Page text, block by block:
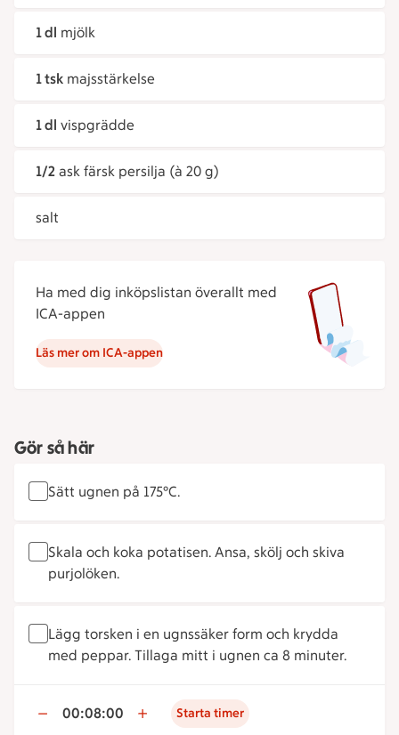
1 dl mjölk
1 tsk majsstärkelse
1 dl vispgrädde
1/2 ask färsk persilja (à 20 g)
salt
Ha med dig inköpslistan överallt med
ICA-appen
Läs mer om ICA-appen
Gör så här
Sätt ugnen på 175°C.
Skala och koka potatisen. Ansa, skölj och skiva
purjolöken.
Lägg torsken i en ugnssäker form och krydda
med peppar. Tillaga mitt i ugnen ca 8 minuter.
00:08:00 Starta timer